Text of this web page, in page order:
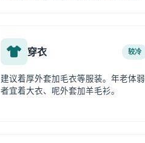
穿衣 较冷
建议着厚外套加毛衣等服装。年老体弱
者宜着大衣、呢外套加羊毛衫。